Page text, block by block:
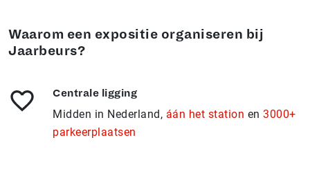
Waarom een expositie organiseren bij
Jaarbeurs?
Centrale ligging
Midden in Nederland, áán het station en 3000+
parkeerplaatsen